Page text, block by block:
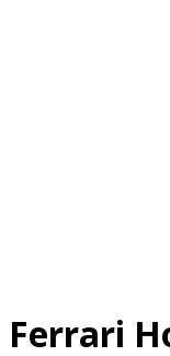
Ferrari